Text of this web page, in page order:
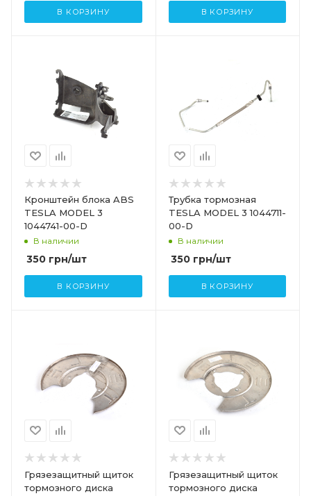
В КОРЗИНУ В КОРЗИНУ
Кронштейн блока ABS
TESLA MODEL 3
1044741-00-D
В наличии
350 грн/шт
В КОРЗИНУ
Трубка тормозная
TESLA MODEL 3 1044711-
00-D
В наличии
350грн/шт
В КОРЗИНУ
Грязезащитный щиток
тормозного диска
Грязезащитный щиток
тормозного диска